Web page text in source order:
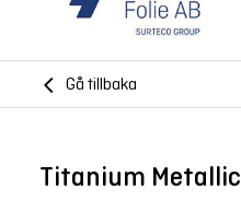
Gå tillbaka
Titanium Metallic